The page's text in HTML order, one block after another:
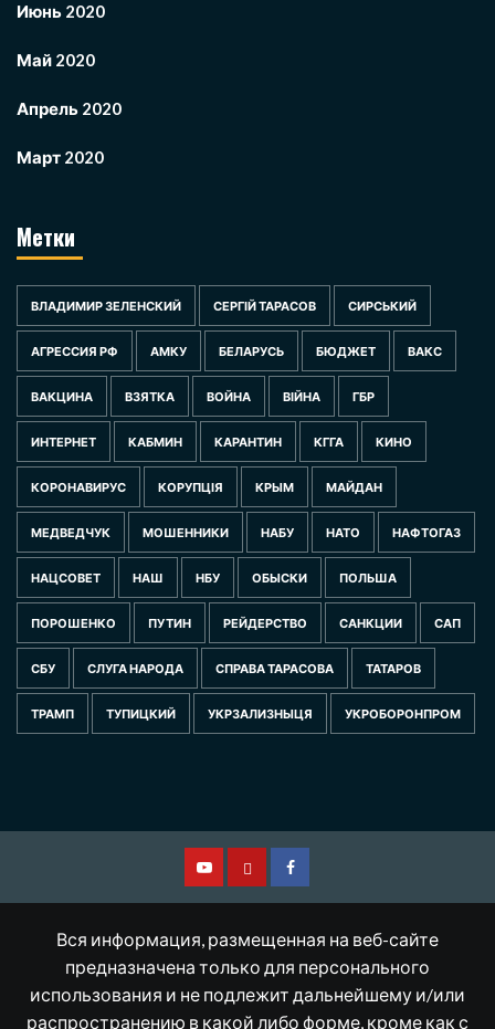
Июнь 2020
Май 2020
Апрель 2020
Март 2020
Метки
ВЛАДИМИР ЗЕЛЕНСКИЙ СЕРГІЙ ТАРАСОВ СИРСЬКИЙ
АГРЕССИЯ РФ АМКУ БЕЛАРУСЬ БЮДЖЕТ ВАКС
ВАКЦИНА ВЗЯТКА ВОЙНА ВІЙНА ГБР
ИНТЕРНЕТ КАБМИН КАРАНТИН КГГА КИНО
КОРОНАВИРУС КОРУПЦІЯ КРЫМ МАЙДАН
МЕДВЕДЧУК МОШЕННИКИ НАБУ НАТО НАФТОГАЗ
НАЦСОВЕТ НАШ НБУ ОБЫСКИ ПОЛЬША
ПОРОШЕНКО ПУТИН РЕЙДЕРСТВО САНКЦИИ САП
СБУ СЛУГА НАРОДА СПРАВА ТАРАСОВА ТАТАРОВ
ТРАМП ТУПИЦКИЙ УКРЗАЛИЗНЫЦЯ УКРОБОРОНПРОМ
Смотрите
YouTube
ДругаяFacebook
Вся информация, размещенная на веб-сайте
предназначена только для персонального
использования и не подлежит дальнейшему и/или
распространению в какой либо форме, кроме как с